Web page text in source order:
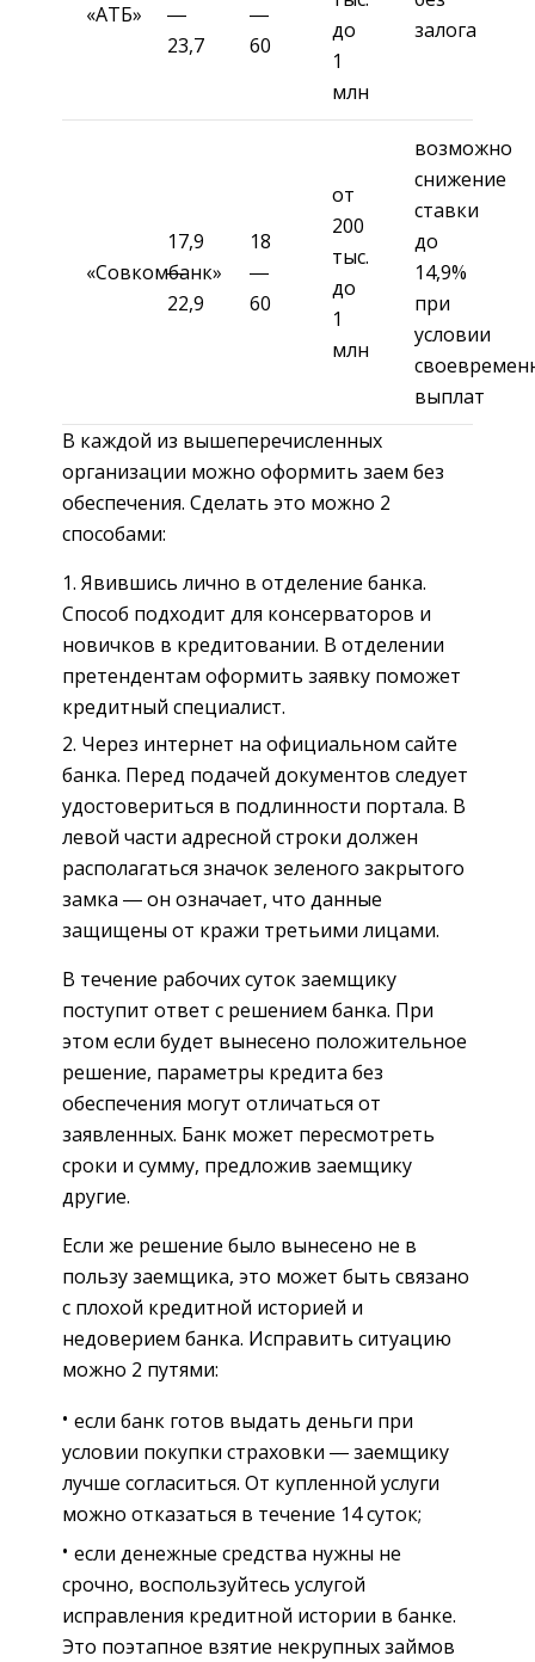
«АТБ»
―
23,7
―
60
до
1
млн
залога
«Совкомбанк»
17,9
―
22,9
18
―
60
от
200
тыс.
до
1
млн
возможно
снижение
ставки
до
14,9%
при
условии
выплат
В каждой из вышеперечисленных
организации можно оформить заем без
обеспечения. Сделать это можно 2
способами:
Явившись лично в отделение банка.
Способ подходит для консерваторов и
новичков в кредитовании. В отделении
претендентам оформить заявку поможет
кредитный специалист.
Через интернет на официальном сайте
банка. Перед подачей документов следует
удостовериться в подлинности портала. В
левой части адресной строки должен
располагаться значок зеленого закрытого
замка ― он означает, что данные
защищены от кражи третьими лицами.
В течение рабочих суток заемщику
поступит ответ с решением банка. При
этом если будет вынесено положительное
решение, параметры кредита без
обеспечения могут отличаться от
заявленных. Банк может пересмотреть
сроки и сумму, предложив заемщику
другие.
Если же решение было вынесено не в
пользу заемщика, это может быть связано
с плохой кредитной историей и
недоверием банка. Исправить ситуацию
можно 2 путями:
если банк готов выдать деньги при
условии покупки страховки ― заемщику
лучше согласиться. От купленной услуги
можно отказаться в течение 14 суток;
если денежные средства нужны не
срочно, воспользуйтесь услугой
исправления кредитной истории в банке.
Это поэтапное взятие некрупных займов